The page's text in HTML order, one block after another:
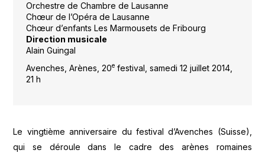
Orchestre de Chambre de Lausanne
Chœur de l’Opéra de Lausanne
Chœur d’enfants Les Marmousets de Fribourg
Direction musicale
Alain Guingal
Avenches, Arènes, 20efestival, samedi 12 juillet 2014,
21 h
Le vingtième anniversaire du festival d’Avenches (Suisse),
qui se déroule dans le cadre des arènes romaines